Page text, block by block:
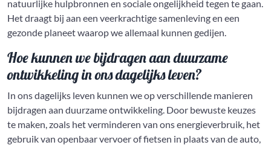
natuurlijke hulpbronnen en sociale ongelijkheid tegen te gaan.
Het draagt bij aan een veerkrachtige samenleving en een
gezonde planeet waarop we allemaal kunnen gedijen.
Hoe kunnen we bijdragen aan duurzame
ontwikkeling in ons dagelijks leven?
In ons dagelijks leven kunnen we op verschillende manieren
bijdragen aan duurzame ontwikkeling. Door bewuste keuzes
te maken, zoals het verminderen van ons energieverbruik, het
gebruik van openbaar vervoer of fietsen in plaats van de auto,